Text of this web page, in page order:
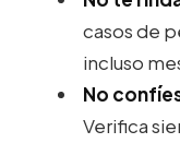
casos de
incluso
No
Verifica